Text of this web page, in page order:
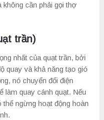
không cần phải gọi thợ
trần)
nhất của quạt trần, bởi
quay và khả năng tạo gió
nó chuyển đổi điện
làm quay cánh quạt. Nếu
ngừng hoạt động hoàn